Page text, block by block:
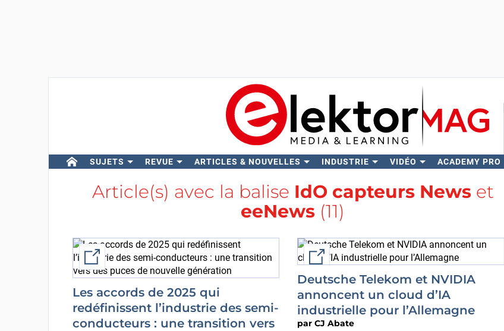
SUJETS REVUE ARTICLES & NOUVELLES INDUSTRIE VIDÉO ACADEMY PRO
Article(s) avec la balise IdO capteurs Newset
eeNews (11)
External link
Les accords de 2025 qui
redéfinissent l’industrie des semi-
conducteurs : une transition vers
External link
Deutsche Telekom et NVIDIA
annoncent un cloud d’IA
industrielle pour l’Allemagne
par CJ Abate